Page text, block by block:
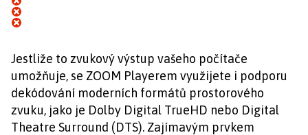
Jestliže to zvukový výstup vašeho počítače
umožňuje, se ZOOM Playerem využijete i podporu
dekódování moderních formátů prostorového
zvuku, jako je Dolby Digital TrueHD nebo Digital
Theatre Surround (DTS). Zajímavým prvkem